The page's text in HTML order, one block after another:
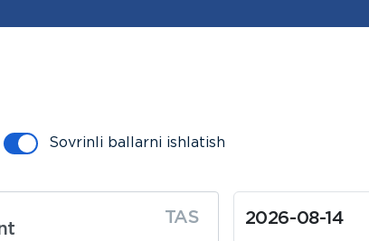
Sovrinli ballarni ishlatish
TAS